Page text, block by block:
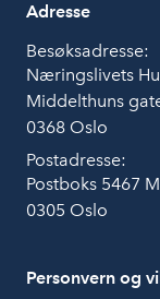
Adresse
Besøksadresse:
Næringslivets
Middelthuns
0368 Oslo
Postadresse:
Postboks 5467
0305 Oslo
Personvern og